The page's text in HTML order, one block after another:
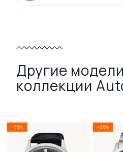
Другие
коллекции
-35% -35%